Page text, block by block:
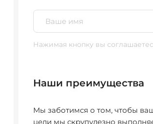
Нажимая кнопку вы
Наши преимущества
Мы заботимся о том, чтобы
цели мы скрупулезно